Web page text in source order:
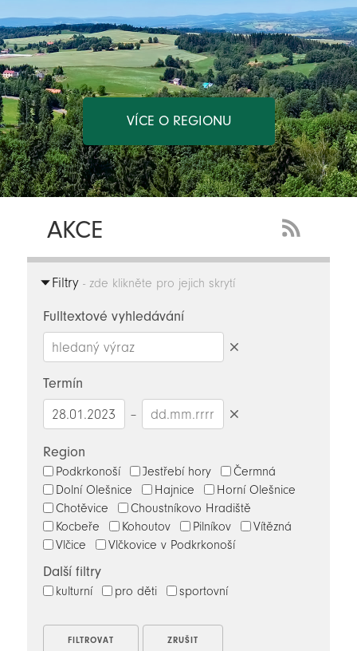
VÍCE O REGIONU
AKCE
Feed
Filtry- zde klikněte pro jejich skrytí
Fulltextové vyhledávání
Termín
–
Region
Podkrkonoší Jestřebí hory
Čermná
Dolní Olešnice
Hajnice
Horní Olešnice
Chotěvice
Choustníkovo Hradiště
Kocbeře
Kohoutov Pilníkov
Vítězná
Vlčice
Vlčkovice v Podkrkonoší
Další filtry
kulturní pro děti sportovní